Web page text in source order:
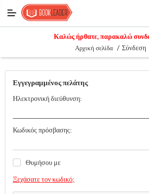
Καλώς ήρθατε, παρακαλώ
Αρχική σελίδα / Σύνδεση
Εγγεγραμμένος πελάτης
Ηλεκτρονική διεύθυνση:
Κωδικός πρόσβασης:
Θυμήσου με
Ξεχάσατε τον κωδικό;